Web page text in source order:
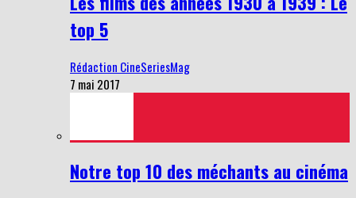
top 5
Rédaction CineSeriesMag
7 mai 2017
Notre top 10 des méchants au cinéma